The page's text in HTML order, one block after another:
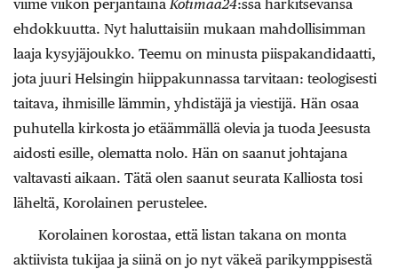
viime viikon perjantaina Kotimaa24:ssä harkitsevansa
ehdokkuutta. Nyt haluttaisiin mukaan mahdollisimman
laaja kysyjäjoukko. Teemu on minusta piispakandidaatti,
jota juuri Helsingin hiippakunnassa tarvitaan: teologisesti
taitava, ihmisille lämmin, yhdistäjä ja viestijä. Hän osaa
puhutella kirkosta jo etäämmällä olevia ja tuoda Jeesusta
aidosti esille, olematta nolo. Hän on saanut johtajana
valtavasti aikaan. Tätä olen saanut seurata Kalliosta tosi
läheltä, Korolainen perustelee.
Korolainen korostaa, että listan takana on monta
aktiivista tukijaa ja siinä on jo nyt väkeä parikymppisestä